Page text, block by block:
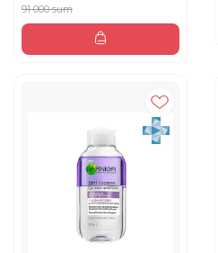
91 000 sum